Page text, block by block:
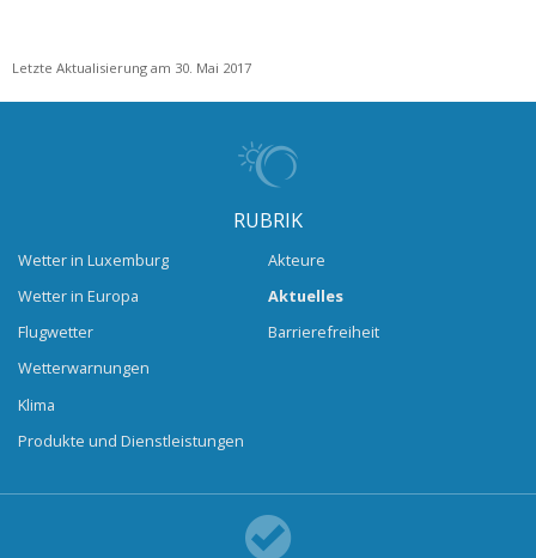
Letzte Aktualisierung am 30. Mai 2017
RUBRIK
Wetter in Luxemburg
Wetter in Europa
Flugwetter
Wetterwarnungen
Klima
Produkte und Dienstleistungen
Akteure
Aktuelles
Barrierefreiheit